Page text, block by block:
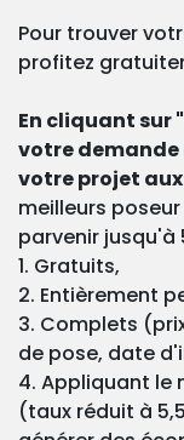
Pour trouver
profitez
En cliquant sur
votre demande
votre projet
meilleurs
parvenir jusqu'à
1. Gratuits,
2. Entièrement
3. Complets
de pose, date
4. Appliquant le
(taux réduit à